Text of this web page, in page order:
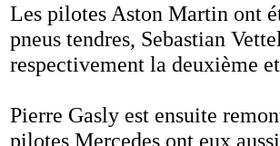
Les pilotes Aston Martin ont
pneus tendres, Sebastian
respectivement la deuxième
Pierre Gasly est ensuite
pilotes Mercedes ont eux